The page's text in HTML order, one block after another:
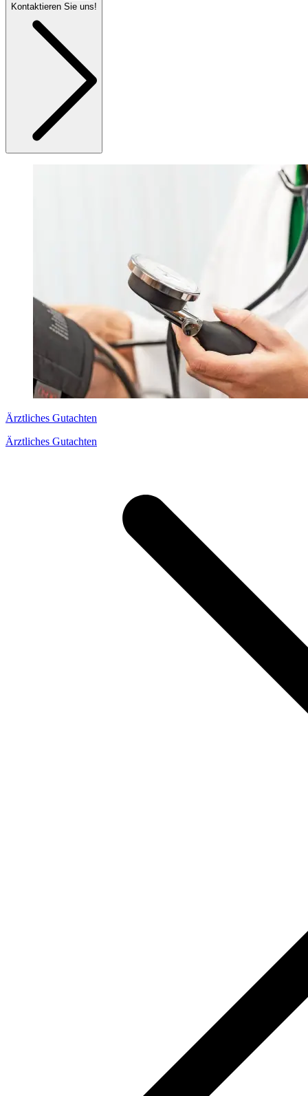
Kontaktieren Sie uns!
Ärztliches Gutachten
Ärztliches Gutachten